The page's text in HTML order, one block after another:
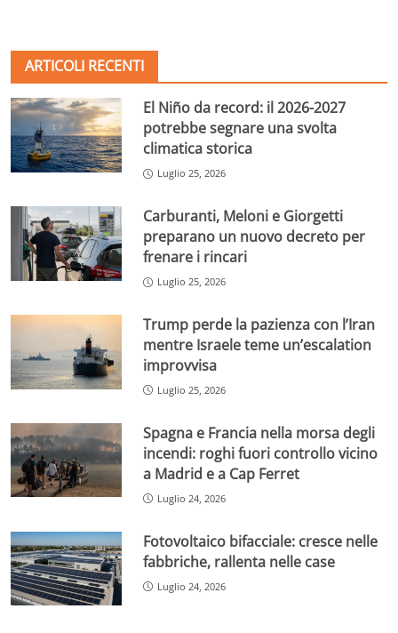
ARTICOLI RECENTI
El Niño da record: il 2026-2027
potrebbe segnare una svolta
climatica storica
Luglio 25, 2026
Carburanti, Meloni e Giorgetti
preparano un nuovo decreto per
frenare i rincari
Luglio 25, 2026
Trump perde la pazienza con l’Iran
mentre Israele teme un’escalation
improvvisa
Luglio 25, 2026
Spagna e Francia nella morsa degli
incendi: roghi fuori controllo vicino
a Madrid e a Cap Ferret
Luglio 24, 2026
Fotovoltaico bifacciale: cresce nelle
fabbriche, rallenta nelle case
Luglio 24, 2026